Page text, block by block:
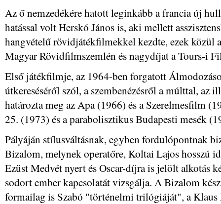
Az ő nemzedékére hatott leginkább a francia új
hatással volt Herskó János is, aki mellett
hangvételű rövidjátékfilmekkel kezdte, ezek közül
Magyar Rövidfilmszemlén és nagydíjat a Tours-i
Első játékfilmje, az 1964-ben forgatott
útkereséséről szól, a szembenézésről a múlttal, az
határozta meg az Apa (1966) és a Szerelmesfilm
25. (1973) és a parabolisztikus Budapesti mesék
Pályáján stílusváltásnak, egyben fordulópontnak
Bizalom, melynek operatőre, Koltai Lajos hosszú
Ezüst Medvét nyert és Oscar-díjra is jelölt alkotás
sodort ember kapcsolatát vizsgálja. A Bizalom
formailag is Szabó "történelmi trilógiáját", a Klaus